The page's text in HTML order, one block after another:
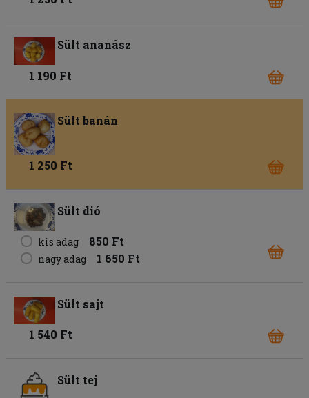
Sült ananász
1 190 Ft
Sült banán
1 250 Ft
Sült dió
kis adag 850 Ft
nagy adag 1 650 Ft
Sült sajt
1 540 Ft
Sült tej